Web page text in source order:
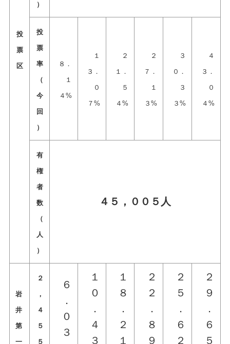
投
票
区
）
投
票
率
（
今
回
）
８．
１
４%
１
３．
０
７%
２
１．
５
４%
２
７．
１
３%
３
０．
３
３%
４
３．
０
４%
有
権
者
数
（
人
）
４５，００５人
岩
井
第
一
２
，
４
５
５
６
．
０
３
１
０
．
４
３
１
８
．
２
１
２
２
．
８
９
２
５
．
６
２
２
９
．
６
５